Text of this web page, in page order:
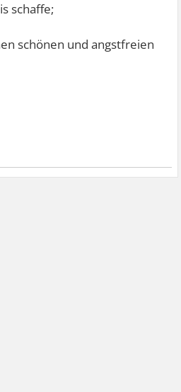
schaffe;
schönen und angstfreien